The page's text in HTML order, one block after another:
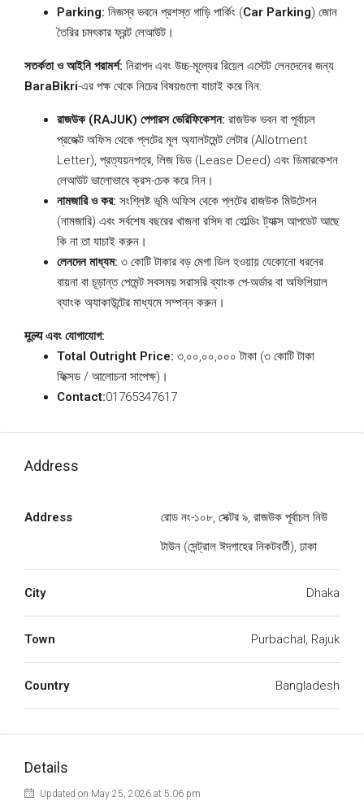
Parking: নিজস্ব ভবনে প্রশস্ত গাড়ি পার্কিং (Car Parking) জোন
তৈরির চমৎকার ফ্রন্ট লেআউট।
সতর্কতা ও আইনি পরামর্শ: নিরাপদ এবং উচ্চ-মূল্যের রিয়েল এস্টেট লেনদেনের জন্য
BaraBikri-এর পক্ষ থেকে নিচের বিষয়গুলো যাচাই করে নিন:
রাজউক (RAJUK) পেপারস ভেরিফিকেশন: রাজউক ভবন বা পূর্বাচল
প্রজেক্ট অফিস থেকে প্লটের মূল অ্যালটমেন্ট লেটার (Allotment
Letter), প্রত্যয়নপত্র, লিজ ডিড (Lease Deed) এবং ডিমারকেশন
লেআউট ভালোভাবে ক্রস-চেক করে নিন।
নামজারি ও কর: সংশ্লিষ্ট ভূমি অফিস থেকে প্লটের রাজউক মিউটেশন
(নামজারি) এবং সর্বশেষ বছরের খাজনা রসিদ বা হোল্ডিং ট্যাক্স আপডেট আছে
কি না তা যাচাই করুন।
লেনদেন মাধ্যম: ৩ কোটি টাকার বড় মেগা ডিল হওয়ায় যেকোনো ধরনের
বায়না বা চূড়ান্ত পেমেন্ট সবসময় সরাসরি ব্যাংক পে-অর্ডার বা অফিশিয়াল
ব্যাংক অ্যাকাউন্টের মাধ্যমে সম্পন্ন করুন।
मूल्य এবং যোগাযোগ:
Total Outright Price: ৩,০০,০০,০০০ টাকা (৩ কোটি টাকা
ফিক্সড / আলোচনা সাপেক্ষ)।
Contact:01765347617
Address
Address
রোড নং-১০৮, সেক্টর ৯, রাজউক পূর্বাচল নিউ
টাউন (সেন্ট্রাল ঈদগাহের নিকটবর্তী), ঢাকা
City Dhaka
Town Purbachal, Rajuk
Country Bangladesh
Details
Updated on May 25, 2026 at 5:06 pm